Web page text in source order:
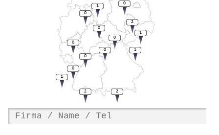
1
1
0
2
0
0
1
0
0
1
0
0
2
0
2